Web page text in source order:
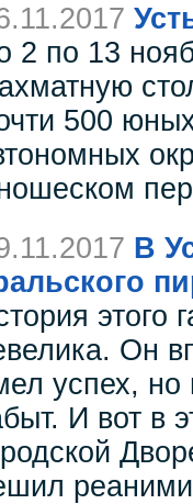
2 по 13
500
В
этого
Он
успех, но
И вот в